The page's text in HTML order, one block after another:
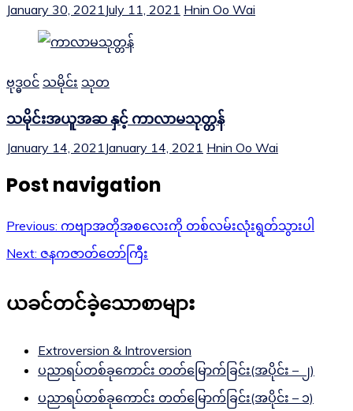
January 30, 2021 July 11, 2021 Hnin Oo Wai
ဗုဒ္ဓဝင် သမိုင်း သုတ
သမိုင်းအယူအဆ နှင့် ကာလာမသုတ္တန်
January 14, 2021 January 14, 2021 Hnin Oo Wai
Post navigation
Previous: ကဗျာအတိုအစလေးကို တစ်လမ်းလုံးရွတ်သွားပါ
Next: ဇနကဇာတ်တော်ကြီး
ယခင်တင်ခဲ့သောစာများ
Extroversion & Introversion
ပညာရပ်တစ်ခုကောင်း တတ်မြောက်ခြင်း(အပိုင်း – ၂)
ပညာရပ်တစ်ခုကောင်း တတ်မြောက်ခြင်း(အပိုင်း – ၁)